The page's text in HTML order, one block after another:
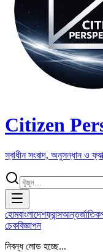
Citizen
স্বাধীন সংবাদ, অনুসন্ধান ও
হোমবাংলাদেশফ্রান্সআন্তর্জাতিক
চেকবিজ্ঞাপন
নিবন্ধ লোড হচ্ছে...